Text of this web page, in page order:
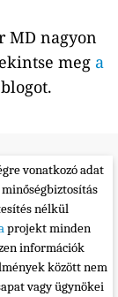
MD nagyon
meg a
vonatkozó adat
nélkül
projekt minden
információk
között nem
vagy ügynökei